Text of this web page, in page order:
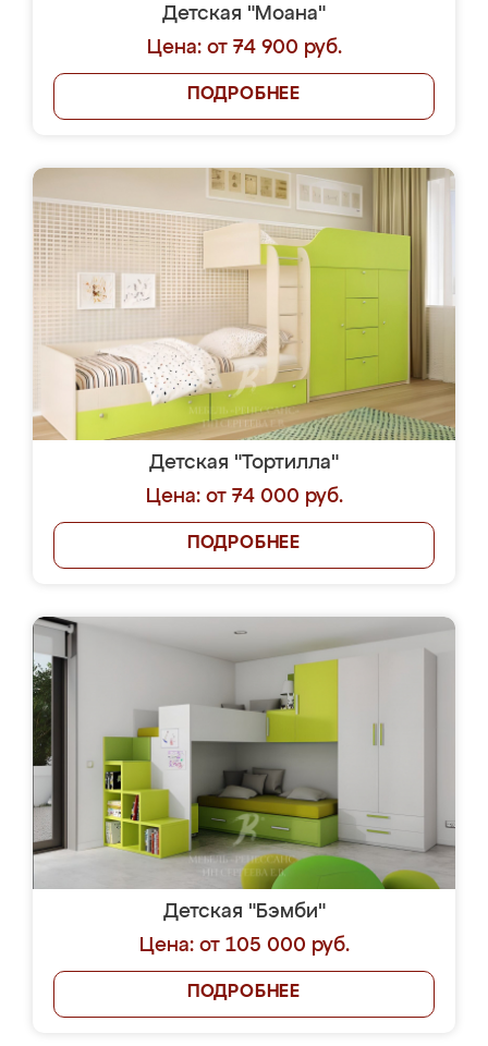
Детская "Моана"
Цена: от 74 900 руб.
ПОДРОБНЕЕ
Детская "Тортилла"
Цена: от 74 000 руб.
ПОДРОБНЕЕ
Детская "Бэмби"
Цена: от 105 000 руб.
ПОДРОБНЕЕ